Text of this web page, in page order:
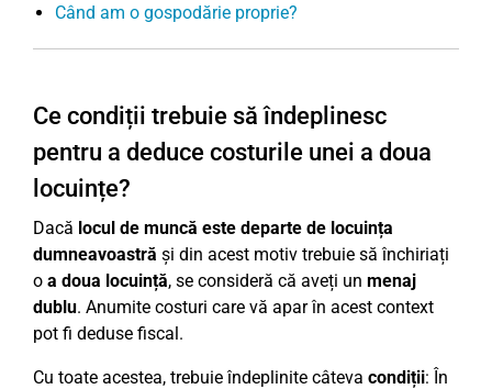
Când am o gospodărie proprie?
Ce condiții trebuie să îndeplinesc
pentru a deduce costurile unei a doua
locuințe?
Dacă locul de muncă este departe de locuința
dumneavoastră și din acest motiv trebuie să închiriați
o a doua locuință, se consideră că aveți un menaj
dublu. Anumite costuri care vă apar în acest context
pot fi deduse fiscal.
Cu toate acestea, trebuie îndeplinite câteva condiții: În